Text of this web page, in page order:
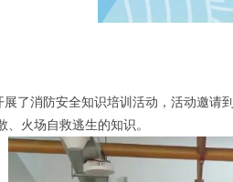
了消防安全知识培训活动，活动邀
火场自救逃生的知识。